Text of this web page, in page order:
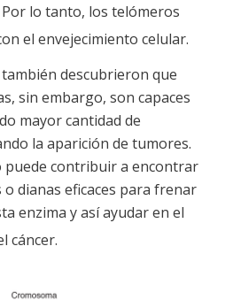
lo tanto, los telómeros
el envejecimiento celular.
descubrieron que
sin embargo, son capaces
mayor cantidad de
la aparición de tumores.
puede contribuir a encontrar
dianas eficaces para frenar
enzima y así ayudar en el
cáncer.